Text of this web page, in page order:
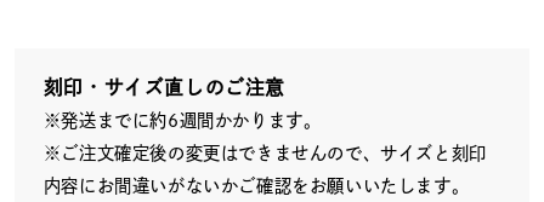
送
¥39,600 (tax
in)
刻印・サイズ直しのご注意
※発送までに約6週間かかります。
※ご注文確定後の変更はできませんので、サイズと刻印
内容にお間違いがないかご確認をお願いいたします。